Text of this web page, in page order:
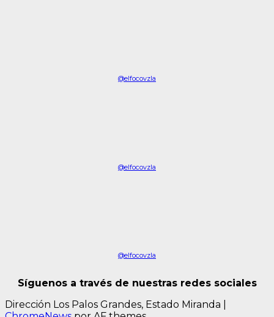
@elfocovzla
@elfocovzla
@elfocovzla
Síguenos a través de nuestras redes sociales
Dirección Los Palos Grandes, Estado Miranda